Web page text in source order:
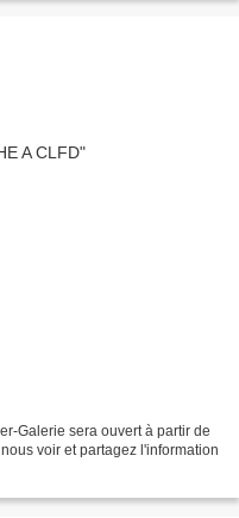
Galerie sera ouvert à partir de
voir et partagez l'information